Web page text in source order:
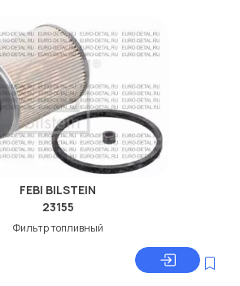
FEBI BILSTEIN
23155
Фильтр топливный